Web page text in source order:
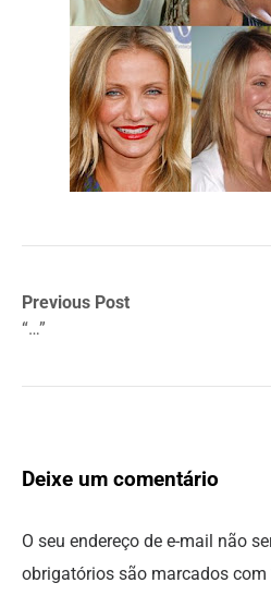
Previous Post
“…”
Deixe um comentário
O seu endereço de e-mail não
obrigatórios são marcados com